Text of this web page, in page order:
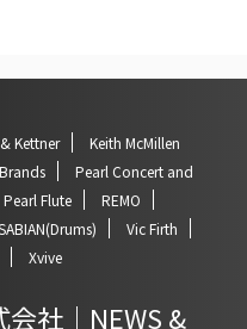
Kettner
Keith McMillen
Pearl Concert and
Pearl Flute
REMO
Vic Firth
Xvive
社｜NEWS &